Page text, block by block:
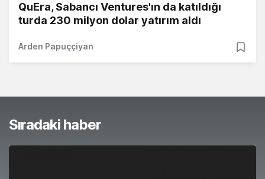
QuEra, Sabancı Ventures'ın da katıldığı
turda 230 milyon dolar yatırım aldı
Arden Papuççiyan
Sıradaki haber